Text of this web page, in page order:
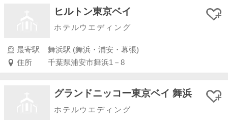
ヒルトン東京ベイ
ホテルウエディング
最寄駅
舞浜駅 (舞浜・浦安・幕張)
住所
千葉県浦安市舞浜1－8
グランドニッコー東京ベイ 舞浜
ホテルウエディング